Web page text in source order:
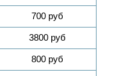
700 руб
3800 руб
800 руб